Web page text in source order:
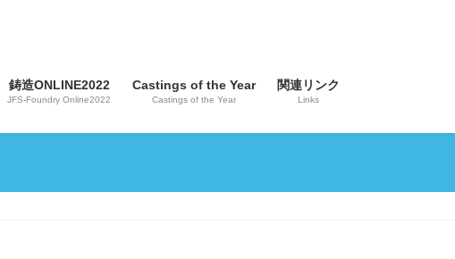
鋳造ONLINE2022
JFS-Foundry Online2022
Castings of the Year
Castings of the Year
関連リンク
Links